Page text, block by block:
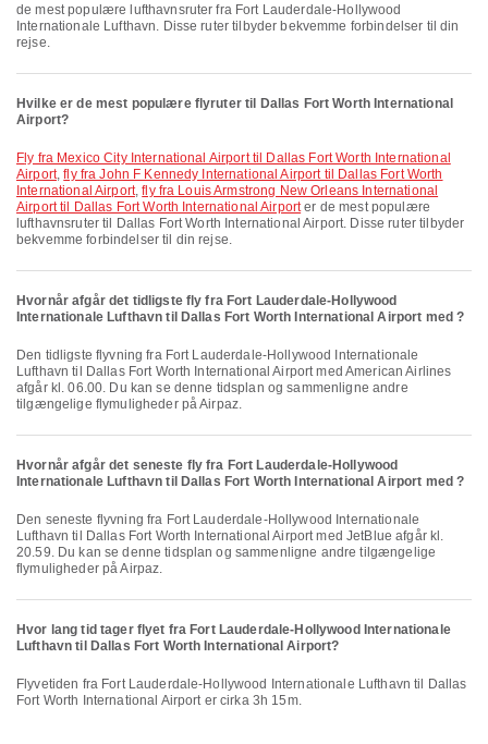
de mest populære lufthavnsruter fra Fort Lauderdale-Hollywood
Internationale Lufthavn. Disse ruter tilbyder bekvemme forbindelser til din
rejse.
Hvilke er de mest populære flyruter til Dallas Fort Worth International
Airport?
fly fra Mexico City International Airport til Dallas Fort Worth International
Airport,fly fra John F Kennedy International Airport til Dallas Fort Worth
International Airport,fly fra Louis Armstrong New Orleans International
Airport til Dallas Fort Worth International Airporter de mest populære
lufthavnsruter til Dallas Fort Worth International Airport. Disse ruter tilbyder
bekvemme forbindelser til din rejse.
Hvornår afgår det tidligste fly fra Fort Lauderdale-Hollywood
Internationale Lufthavn til Dallas Fort Worth International Airport med ?
Den tidligste flyvning fra Fort Lauderdale-Hollywood Internationale
Lufthavn til Dallas Fort Worth International Airport med American Airlines
afgår kl. 06.00. Du kan se denne tidsplan og sammenligne andre
tilgængelige flymuligheder på Airpaz.
Hvornår afgår det seneste fly fra Fort Lauderdale-Hollywood
Internationale Lufthavn til Dallas Fort Worth International Airport med ?
Den seneste flyvning fra Fort Lauderdale-Hollywood Internationale
Lufthavn til Dallas Fort Worth International Airport med JetBlue afgår kl.
20.59. Du kan se denne tidsplan og sammenligne andre tilgængelige
flymuligheder på Airpaz.
Hvor lang tid tager flyet fra Fort Lauderdale-Hollywood Internationale
Lufthavn til Dallas Fort Worth International Airport?
Flyvetiden fra Fort Lauderdale-Hollywood Internationale Lufthavn til Dallas
Fort Worth International Airport er cirka 3h 15m.